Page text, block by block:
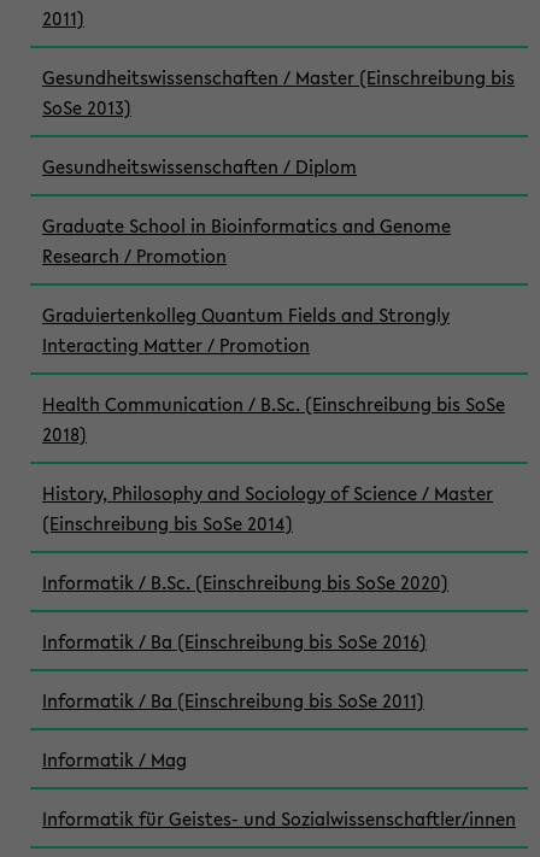
2011)
Gesundheitswissenschaften / Master (Einschreibung bis
SoSe 2013)
Gesundheitswissenschaften / Diplom
Graduate School in Bioinformatics and Genome
Research / Promotion
Graduiertenkolleg Quantum Fields and Strongly
Interacting Matter / Promotion
Health Communication / B.Sc. (Einschreibung bis SoSe
2018)
History, Philosophy and Sociology of Science / Master
(Einschreibung bis SoSe 2014)
Informatik / B.Sc. (Einschreibung bis SoSe 2020)
Informatik / Ba (Einschreibung bis SoSe 2016)
Informatik / Ba (Einschreibung bis SoSe 2011)
Informatik / Mag
Informatik für Geistes- und Sozialwissenschaftler/innen